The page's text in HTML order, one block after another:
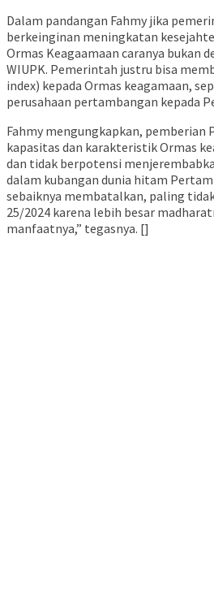
Dalam pandangan Fahmy jika
berkeinginan meningkatan
Ormas Keagaamaan caranya bukan
WIUPK. Pemerintah justru bisa
index) kepada Ormas keagamaan,
perusahaan pertambangan kepada
Fahmy mengungkapkan, pemberian
kapasitas dan karakteristik Ormas
dan tidak berpotensi
dalam kubangan dunia hitam
sebaiknya membatalkan, paling
25/2024 karena lebih besar
manfaatnya,” tegasnya. []